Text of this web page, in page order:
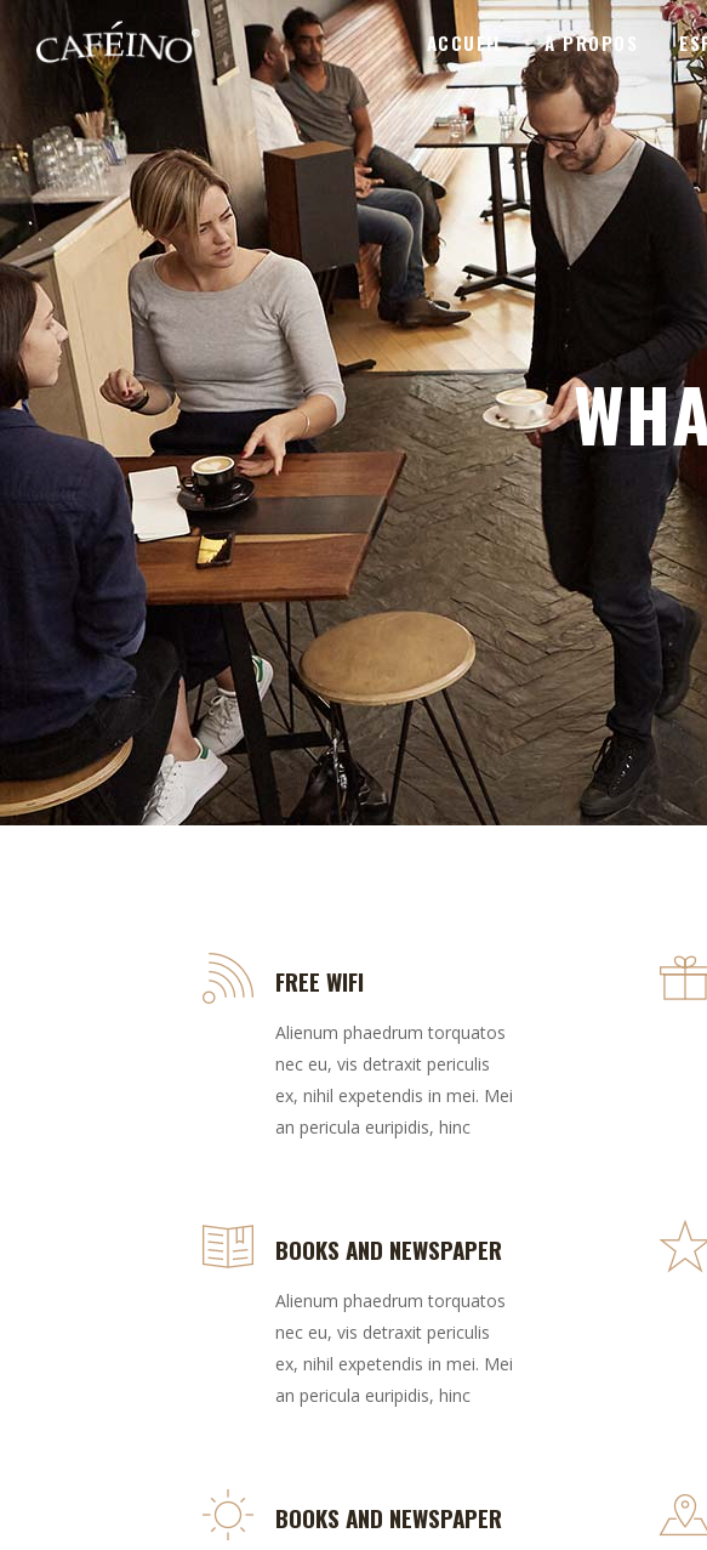
ACCUEIL A PROPOS
FREE WIFI
Alienum phaedrum torquatos
nec eu, vis detraxit periculis
ex, nihil expetendis in mei. Mei
an pericula euripidis, hinc
BOOKS AND NEWSPAPER
Alienum phaedrum torquatos
nec eu, vis detraxit periculis
ex, nihil expetendis in mei. Mei
an pericula euripidis, hinc
BOOKS AND NEWSPAPER